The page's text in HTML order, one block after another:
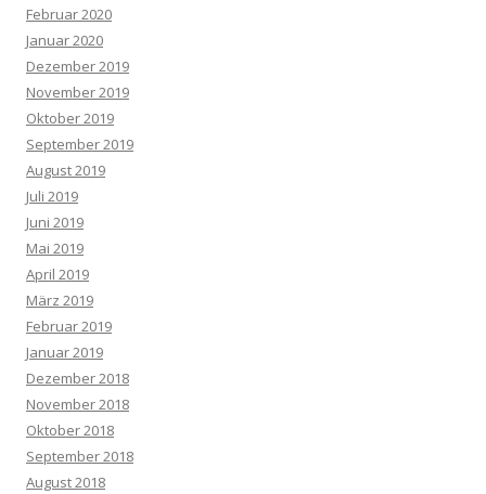
Februar 2020
Januar 2020
Dezember 2019
November 2019
Oktober 2019
September 2019
August 2019
Juli 2019
Juni 2019
Mai 2019
April 2019
März 2019
Februar 2019
Januar 2019
Dezember 2018
November 2018
Oktober 2018
September 2018
August 2018